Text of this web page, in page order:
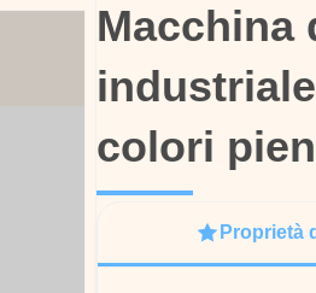
Macchina
colori
Macchina
colori
Proprietà